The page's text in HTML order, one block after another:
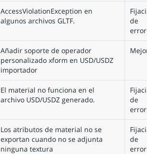
AccessViolationException en
algunos archivos GLTF.
de
Añadir soporte de operador
personalizado xform en USD/USDZ
importador
El material no funciona en el
archivo USD/USDZ generado.
de
Los atributos de material no se
exportan cuando no se adjunta
ninguna textura
de